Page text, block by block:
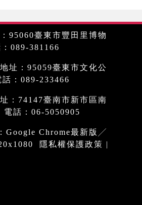
95060臺東市豐田里博物
089-381166
址：95059臺東市文化公
：089-233466
：74147臺南市新市區南
電話：06-5050905
Google Chrome最新版╱
隱私權保護政策 |